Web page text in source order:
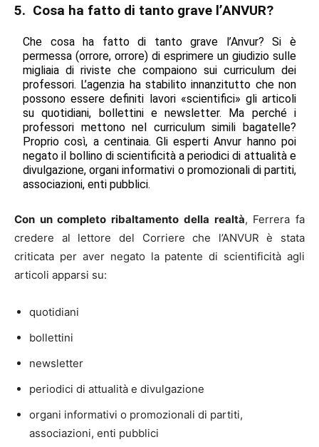
5. Cosa ha fatto di tanto grave l’ANVUR?
Che cosa ha fatto di tanto grave l’Anvur? Si è
permessa (orrore, orrore) di esprimere un giudizio sulle
migliaia di riviste che compaiono sui curriculum dei
professori. L’agenzia ha stabilito innanzitutto che non
possono essere definiti lavori «scientifici» gli articoli
su quotidiani, bollettini e newsletter. Ma perché i
professori mettono nel curriculum simili bagatelle?
Proprio così, a centinaia. Gli esperti Anvur hanno poi
negato il bollino di scientificità a periodici di attualità e
divulgazione, organi informativi o promozionali di partiti,
associazioni, enti pubblici.
Con un completo ribaltamento della realtà, Ferrera fa
credere al lettore del Corriere che l’ANVUR è stata
criticata per aver negato la patente di scientificità agli
articoli apparsi su:
quotidiani
bollettini
newsletter
periodici di attualità e divulgazione
organi informativi o promozionali di partiti,
associazioni, enti pubblici